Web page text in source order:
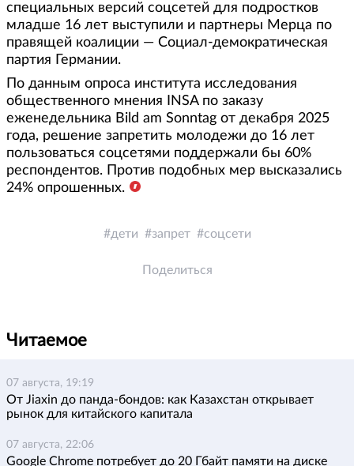
специальных версий соцсетей для подростков
младше 16 лет выступили и партнеры Мерца по
правящей коалиции — Социал-демократическая
партия Германии.
По данным опроса института исследования
общественного мнения INSA по заказу
еженедельника Bild am Sonntag от декабря 2025
года, решение запретить молодежи до 16 лет
пользоваться соцсетями поддержали бы 60%
респондентов. Против подобных мер высказались
24% опрошенных.
дети запрет соцсети
Поделиться
Читаемое
07 августа, 19:19
От Jiaxin до панда-бондов: как Казахстан открывает
рынок для китайского капитала
07 августа, 22:06
Google Chrome потребует до 20 Гбайт памяти на диске